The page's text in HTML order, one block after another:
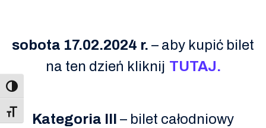
Toggle Font size
sobota 17.02.2024 r. – aby kupić bilet
na ten dzień kliknij TUTAJ.
Kategoria III
– bilet całodniowy